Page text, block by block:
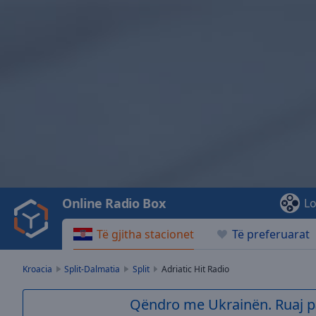
Video
Play
Backward
Skip
Current
Të gjitha stacionet Të preferuarat
Online Radio Box
Kroacia Split-Dalmatia Split Adriatic Hit Radio
Qëndro me Ukrainën. Ruaj